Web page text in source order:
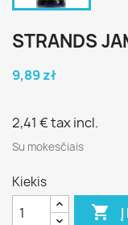
STRANDS
9,89 zł
2,41 €tax incl.
Su mokesčiais
Kiekis
 Į